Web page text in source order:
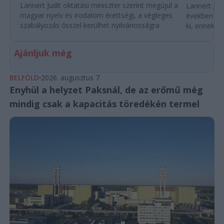
Lannert Judit oktatási miniszter szerint megújul a
magyar nyelv és irodalom érettségi, a végleges
szabályozás ősszel kerülhet nyilvánosságra.
Lannert
években
ki, ennek
Ajánljuk még
BELFÖLD 2026. augusztus 7.
Enyhül a helyzet Paksnál, de az erőmű még
mindig csak a kapacitás töredékén termel